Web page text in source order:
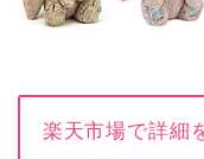
楽天市場で詳細